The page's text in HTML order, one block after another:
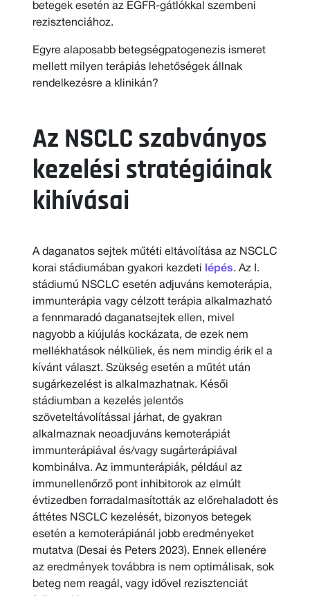
betegek esetén az EGFR-gátlókkal szembeni
rezisztenciához.
Egyre alaposabb betegségpatogenezis ismeret
mellett milyen terápiás lehetőségek állnak
rendelkezésre a klinikán?
Az NSCLC szabványos
kezelési stratégiáinak
kihívásai
A daganatos sejtek műtéti eltávolítása az NSCLC
korai stádiumában gyakori kezdeti
lépés. Az I.
stádiumú NSCLC esetén adjuváns kemoterápia,
immunterápia vagy célzott terápia alkalmazható
a fennmaradó daganatsejtek ellen, mivel
nagyobb a kiújulás kockázata, de ezek nem
mellékhatások nélküliek, és nem mindig érik el a
kívánt választ. Szükség esetén a műtét után
sugárkezelést is alkalmazhatnak. Késői
stádiumban a kezelés jelentős
szöveteltávolítással járhat, de gyakran
alkalmaznak neoadjuváns kemoterápiát
immunterápiával és/vagy sugárterápiával
kombinálva. Az immunterápiák, például az
immunellenőrző pont inhibitorok az elmúlt
évtizedben forradalmasították az előrehaladott és
áttétes NSCLC kezelését, bizonyos betegek
esetén a kemoterápiánál jobb eredményeket
mutatva (Desai és Peters 2023). Ennek ellenére
az eredmények továbbra is nem optimálisak, sok
beteg nem reagál, vagy idővel rezisztenciát